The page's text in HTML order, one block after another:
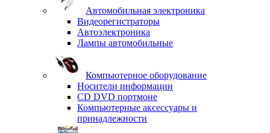
Автомобильная электроника
Видеорегистраторы
Автоэлектроника
Лампы автомобильные
Компьютерное оборудование
Носители информации
CD DVD портмоне
Компьютерные аксессуары и
принадлежности